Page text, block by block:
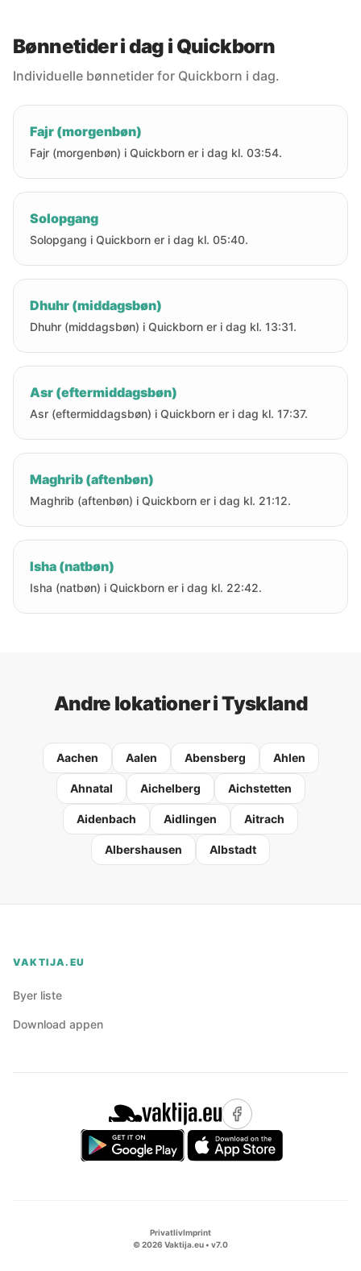
Bønnetider i dag i Quickborn
Individuelle bønnetider for Quickborn i dag.
Fajr (morgenbøn)
Fajr (morgenbøn) i Quickborn er i dag kl. 03:54.
Solopgang
Solopgang i Quickborn er i dag kl. 05:40.
Dhuhr (middagsbøn)
Dhuhr (middagsbøn) i Quickborn er i dag kl. 13:31.
Asr (eftermiddagsbøn)
Asr (eftermiddagsbøn) i Quickborn er i dag kl. 17:37.
Maghrib (aftenbøn)
Maghrib (aftenbøn) i Quickborn er i dag kl. 21:12.
Isha (natbøn)
Isha (natbøn) i Quickborn er i dag kl. 22:42.
Andre lokationer i Tyskland
Aachen Aalen Abensberg Ahlen
Ahnatal Aichelberg Aichstetten
Aidenbach Aidlingen Aitrach
Albershausen Albstadt
VAKTIJA.EU
Byer liste
Download appen
PrivatlivImprint
©2026 Vaktija.eu • v7.0